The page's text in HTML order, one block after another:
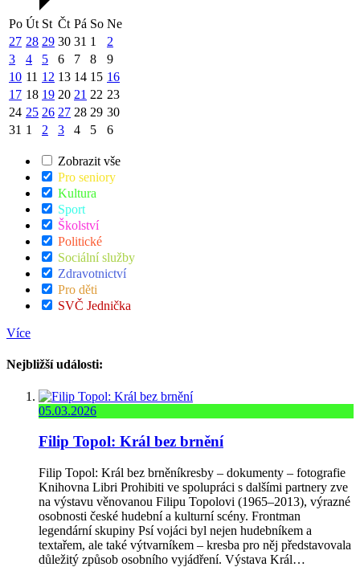
Po Út St Čt Pá So Ne
27 28 29 30 31 1
2
3
4 5 6 7 8
9
10 11 12 13 14 15 16
17 18 19 20 21 22 23
24 25 26 27 28 29 30
31 1 2 3 4 5 6
Zobrazit vše
Pro seniory
Kultura
Sport
Školství
Politické
Sociální služby
Zdravotnictví
Pro děti
SVČ Jednička
Více
Nejbližší události:
05.03.2026
Filip Topol: Král bez brnění
Filip Topol: Král bez brněníkresby – dokumenty – fotografie
Knihovna Libri Prohibiti ve spolupráci s dalšími partnery zve
na výstavu věnovanou Filipu Topolovi (1965–2013), výrazné
osobnosti české hudební a kulturní scény. Frontman
legendární skupiny Psí vojáci byl nejen hudebníkem a
textařem, ale také výtvarníkem – kresba pro něj představovala
důležitý způsob osobního vyjádření. Výstava Král…